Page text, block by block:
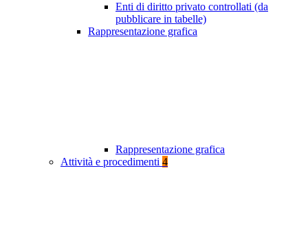
Enti di diritto privato controllati (da
pubblicare in tabelle)
Rappresentazione grafica
Rappresentazione grafica
Attività e procedimenti 4